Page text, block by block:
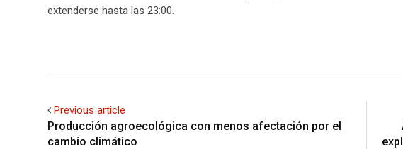
extenderse hasta las 23:00.
Previous article
Producción agroecológica con menos afectación por el
cambio climático